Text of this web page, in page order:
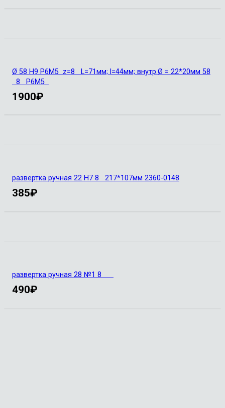
Ø 58 Н9 Р6М5 z=8 L=71мм; l=44мм; внутр.Ø = 22*20мм 58
8 Р6М5
1900₽
развертка ручная 22 Н7 8 217*107мм 2360-0148
385₽
развертка ручная 28 №1 8
490₽